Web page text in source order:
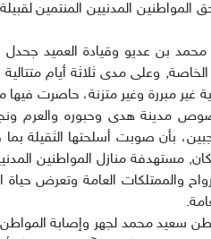
المواطنين المدنيين المنتمين
حملة عسكرية غير مبررة وغير متزنة،
مدينة هدى وحبوره والعرم
بأن صوبت أسلحتها الثقيلة بما
مستهدفة منازل المواطنين
والممتلكات العامة وتعرض حياة
سعيد محمد لجهر وإصابة